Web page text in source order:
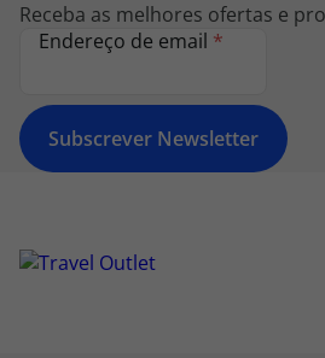
Receba as melhores ofertas e
Endereço de email *
Subscrever Newsletter